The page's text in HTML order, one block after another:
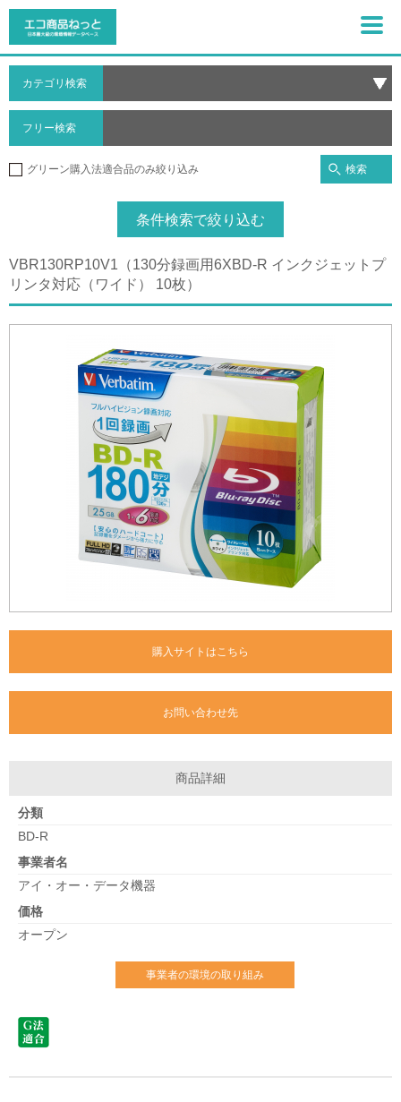
カテゴリ検索
フリー検索
グリーン購入法適合品のみ絞り込み 検索
条件検索で絞り込む
VBR130RP10V1（130分録画用6XBD-R インクジェットプ
リンタ対応（ワイド） 10枚）
購入サイトはこちら
お問い合わせ先
商品詳細
分類
BD-R
事業者名
アイ・オー・データ機器
価格
オープン
事業者の環境の取り組み